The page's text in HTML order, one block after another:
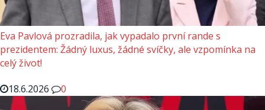
Eva Pavlová prozradila, jak vypadalo první rande s
prezidentem: Žádný luxus, žádné svíčky, ale vzpomínka na
celý život!
18.6.2026
0